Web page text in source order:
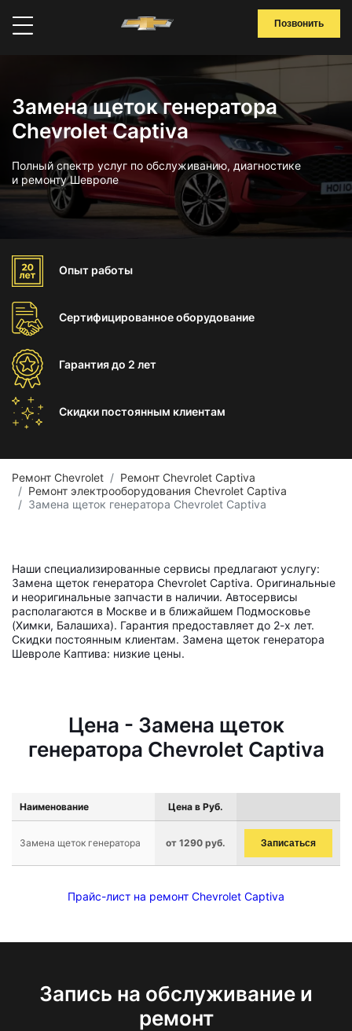
Позвонить
Замена щеток генератора
Chevrolet Captiva
Полный спектр услуг по обслуживанию, диагностике
и ремонту Шевроле
Опыт работы
Сертифицированноеоборудование
Гарантиядо 2 лет
Скидки постоянным клиентам
Ремонт Chevrolet
Ремонт Chevrolet Captiva
Ремонт электрооборудования Chevrolet Captiva
Замена щеток генератора Chevrolet Captiva
Наши специализированные сервисы предлагают услугу:
Замена щеток генератора Chevrolet Captiva. Оригинальные
и неоригинальные запчасти в наличии. Автосервисы
располагаются в Москве и в ближайшем Подмосковье
(Химки, Балашиха). Гарантия предоставляет до 2-х лет.
Скидки постоянным клиентам. Замена щеток генератора
Шевроле Каптива: низкие цены.
Цена - Замена щеток
генератора Chevrolet Captiva
Наименование Цена в Руб.
Замена щеток генератора от 1290 руб. Записаться
Прайс-лист на ремонт Chevrolet Captiva
Запись на обслуживание и
ремонт